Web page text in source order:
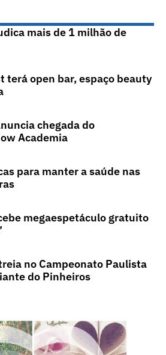
mais de 1 milhão de
terá open bar, espaço beauty
chegada do
Academia
para manter a saúde nas
megaespetáculo gratuito
no Campeonato Paulista
do Pinheiros